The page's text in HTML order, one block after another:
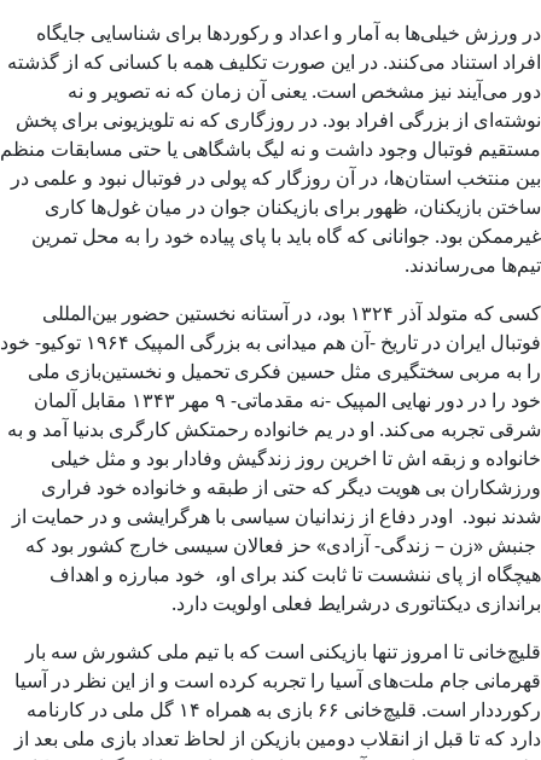
در ورزش خیلی‌ها به آمار و اعداد و رکوردها برای شناسایی جایگاه
افراد استناد می‌کنند. در این صورت تکلیف همه با کسانی که از گذشته
دور می‌آیند نیز مشخص است. یعنی آن زمان که نه تصویر و نه
نوشته‌ای از بزرگی افراد بود. در روزگاری که نه تلویزیونی برای پخش
مستقیم فوتبال وجود داشت و نه لیگ باشگاهی یا حتی مسابقات منظم
بین منتخب استان‌ها، در آن روزگار که پولی در فوتبال نبود و علمی در
ساختن بازیکنان، ظهور برای بازیکنان جوان در میان غول‌ها کاری
غیرممکن بود. جوانانی که گاه باید با پای پیاده خود را به محل تمرین
تیم‌ها می‌رساندند.
کسی که متولد آذر ۱۳۲۴ بود، در آستانه نخستین حضور بین‌المللی
فوتبال ایران در تاریخ -آن هم میدانی به بزرگی المپیک ۱۹۶۴ توکیو- خود
را به مربی سختگیری مثل حسین فکری تحمیل و نخستین‌بازی ملی
خود را در دور نهایی المپیک -نه مقدماتی- ۹ مهر ۱۳۴۳ مقابل آلمان
شرقی تجربه می‌کند. او در یم خانواده رحمتکش کارگری بدنیا آمد و به
خانواده و زبقه اش تا اخرین روز زندگیش وفادار بود و مثل خیلی
ورزشکاران بی هویت دیگر که حتی از طبقه و خانواده خود فراری
شدند نبود. اودر دفاع از زندانیان سیاسی با هرگرایشی و در حمایت از
جنبش «زن – زندگی- آزادی» حز فعالان سیسی خارج کشور بود که
هیچگاه از پای ننشست تا ثابت کند برای او، خود مبارزه و اهداف
براندازی دیکتاتوری درشرایط فعلی اولویت دارد.
قلیچ‌خانی تا امروز تنها بازیکنی است که با تیم ملی کشورش سه بار
قهرمانی جام ملت‌های آسیا را تجربه کرده است و از این نظر در آسیا
رکورددار است. قلیچ‌خانی ۶۶ بازی به همراه ۱۴ گل ملی در کارنامه
دارد که تا قبل از انقلاب دومین بازیکن از لحاظ تعداد بازی ملی بعد از